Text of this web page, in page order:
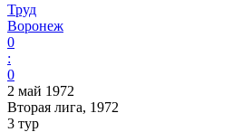
Труд
Воронеж
0
:
0
2 май 1972
Вторая лига, 1972
3 тур